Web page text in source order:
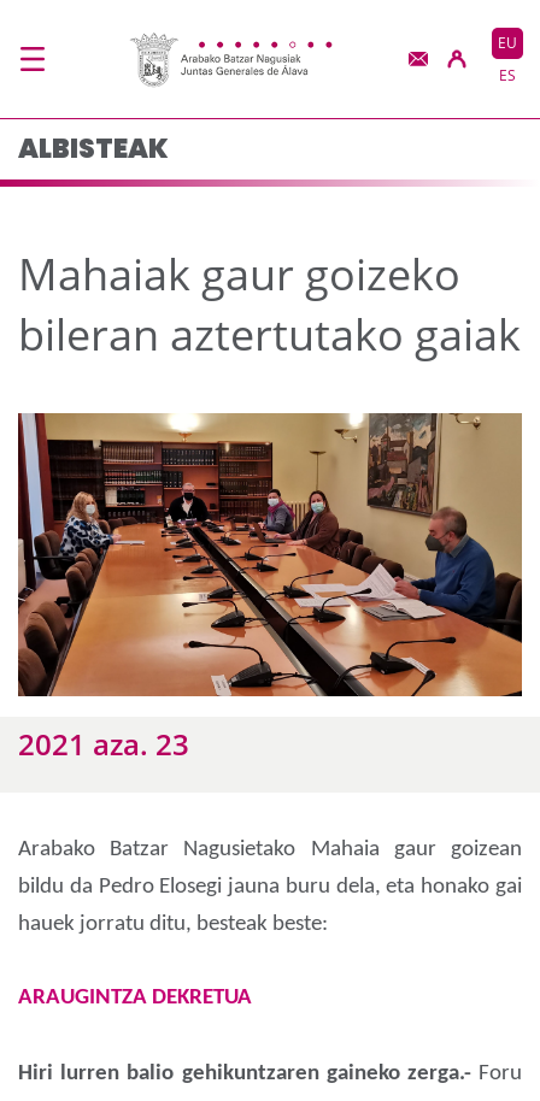
Mahaiak gaur goizekoEU
ES
ALBISTEAK
Mahaiak gaur goizeko
bileran aztertutako gaiak
2021 aza. 23
Arabako Batzar Nagusietako Mahaia gaur goizean
bildu da Pedro Elosegi jauna buru dela, eta honako gai
hauek jorratu ditu, besteak beste:
ARAUGINTZA DEKRETUA
Hiri lurren balio gehikuntzaren gaineko zerga.- Foru